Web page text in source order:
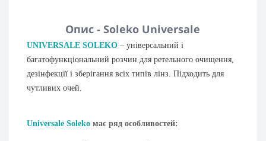
Опис - Soleko Universale
UNIVERSALE SOLEKO – універсальний і
багатофункціональний розчин для ретельного очищення,
дезінфекції і зберігання всіх типів лінз. Підходить для
чутливих очей.
Universale Soleko має ряд особливостей: